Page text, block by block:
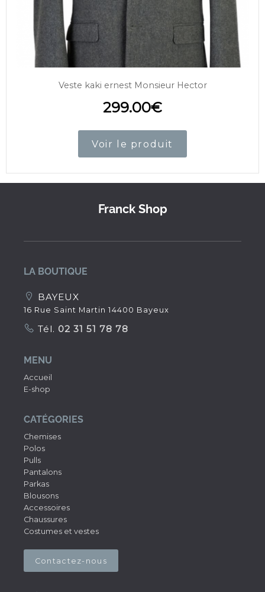
Veste kaki ernest Monsieur Hector
299.00€
Voir le produit
Franck Shop
LA BOUTIQUE
BAYEUX
16 Rue Saint Martin 14400 Bayeux
Tél. 02 31 51 78 78
MENU
Accueil
E-shop
CATÉGORIES
Chemises
Polos
Pulls
Pantalons
Parkas
Blousons
Accessoires
Chaussures
Costumes et vestes
Contactez-nous